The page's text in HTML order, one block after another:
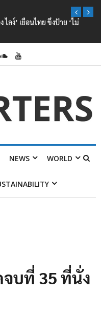
ลง์’ เยือนไทย ขึงป้าย ‘ไม่
NEWS WORLD
จบที่ 35 ที่นั่ง